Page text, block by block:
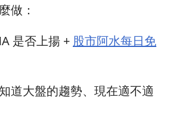
做：
是否上揚 + 股市阿水每日免
道大盤的趨勢、現在適不適